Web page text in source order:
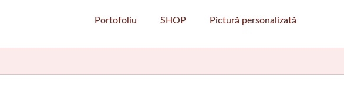
Portofoliu SHOP Pictură personalizată